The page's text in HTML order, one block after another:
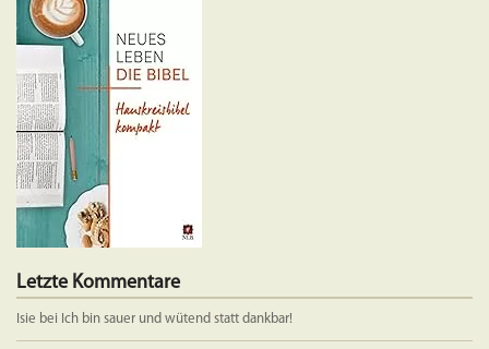
Letzte Kommentare
Isie bei Ich bin sauer und wütend statt dankbar!